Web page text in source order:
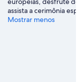
assista a cerimônia
Mostrar menos